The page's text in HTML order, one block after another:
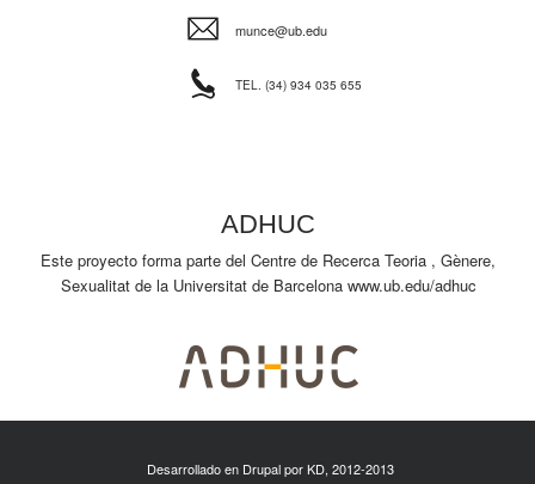
munce@ub.edu
TEL. (34) 934 035 655
ADHUC
Este proyecto forma parte del Centre de Recerca Teoria , Gènere,
Sexualitat de la Universitat de Barcelona www.ub.edu/adhuc
Desarrollado en Drupal porKD, 2012-2013